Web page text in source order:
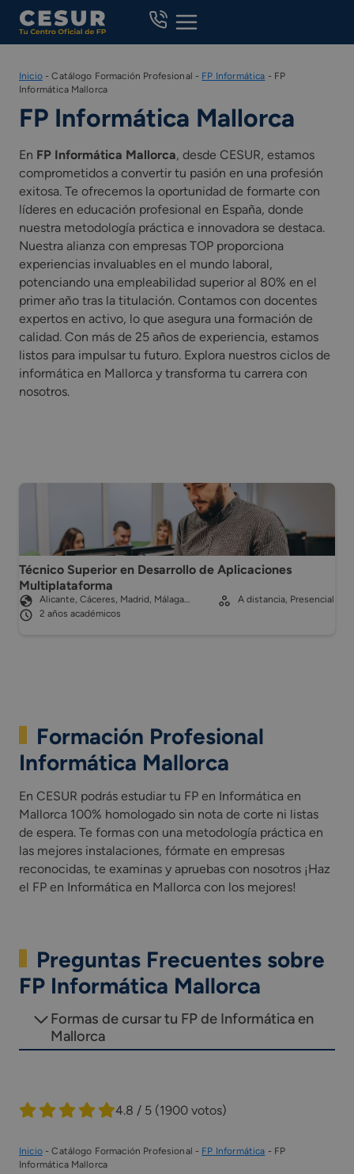
Skip
content
Inicio-Catálogo Formación Profesional - FP Informática - FP
Informática Mallorca
FP Informática Mallorca
En FP Informática Mallorca, desde CESUR, estamos
comprometidos a convertir tu pasión en una profesión
exitosa. Te ofrecemos la oportunidad de formarte con
líderes en educación profesional en España, donde
nuestra metodología práctica e innovadora se destaca.
Nuestra alianza con empresas TOP proporciona
experiencias invaluables en el mundo laboral,
potenciando una empleabilidad superior al 80% en el
primer año tras la titulación. Contamos con docentes
expertos en activo, lo que asegura una formación de
calidad. Con más de 25 años de experiencia, estamos
listos para impulsar tu futuro. Explora nuestros ciclos de
informática en Mallorca y transforma tu carrera con
nosotros.
Técnico Superior en Desarrollo de Aplicaciones
Multiplataforma
Alicante, Cáceres, Madrid, Málaga…
2 años académicos
A distancia, Presencial
Formación Profesional
Informática Mallorca
En CESUR podrás estudiar tu FP en Informática en
Mallorca 100% homologado sin nota de corte ni listas
de espera. Te formas con una metodología práctica en
las mejores instalaciones, fórmate en empresas
reconocidas, te examinas y apruebas con nosotros ¡Haz
el FP en Informática en Mallorca con los mejores!
Preguntas Frecuentes sobre
FP Informática Mallorca
Formas de cursar tu FP de Informática en
Mallorca
4.8 / 5 (1900 votos)
Inicio-Catálogo Formación Profesional - FP Informática - FP
Informática Mallorca